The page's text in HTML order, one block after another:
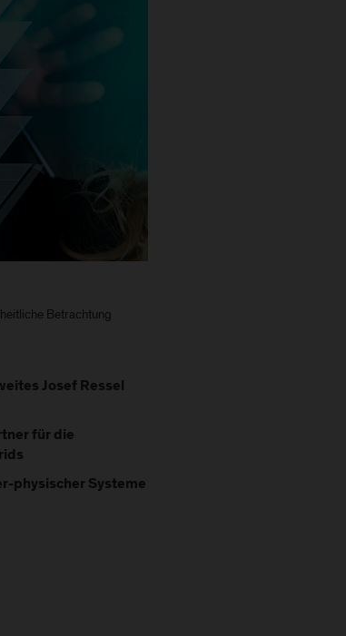
Betrachtung
Josef Ressel
für die
physischer Systeme